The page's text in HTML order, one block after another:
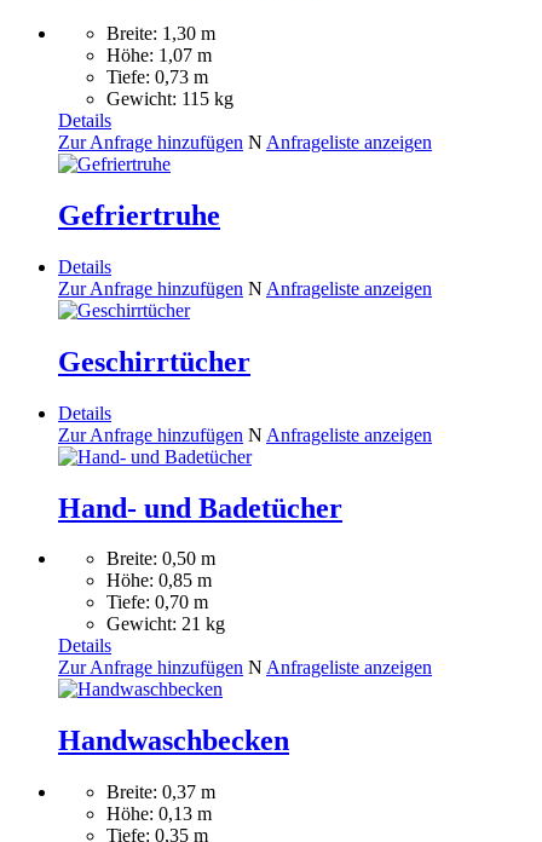
Breite: 1,30 m
Höhe: 1,07 m
Tiefe: 0,73 m
Gewicht: 115 kg
Details
Zur Anfrage hinzufügen N Anfrageliste anzeigen
Gefriertruhe
Details
Zur Anfrage hinzufügen N Anfrageliste anzeigen
Geschirrtücher
Details
Zur Anfrage hinzufügen N Anfrageliste anzeigen
Hand- und Badetücher
Breite: 0,50 m
Höhe: 0,85 m
Tiefe: 0,70 m
Gewicht: 21 kg
Details
Zur Anfrage hinzufügen N Anfrageliste anzeigen
Handwaschbecken
Breite: 0,37 m
Höhe: 0,13 m
Tiefe: 0,35 m